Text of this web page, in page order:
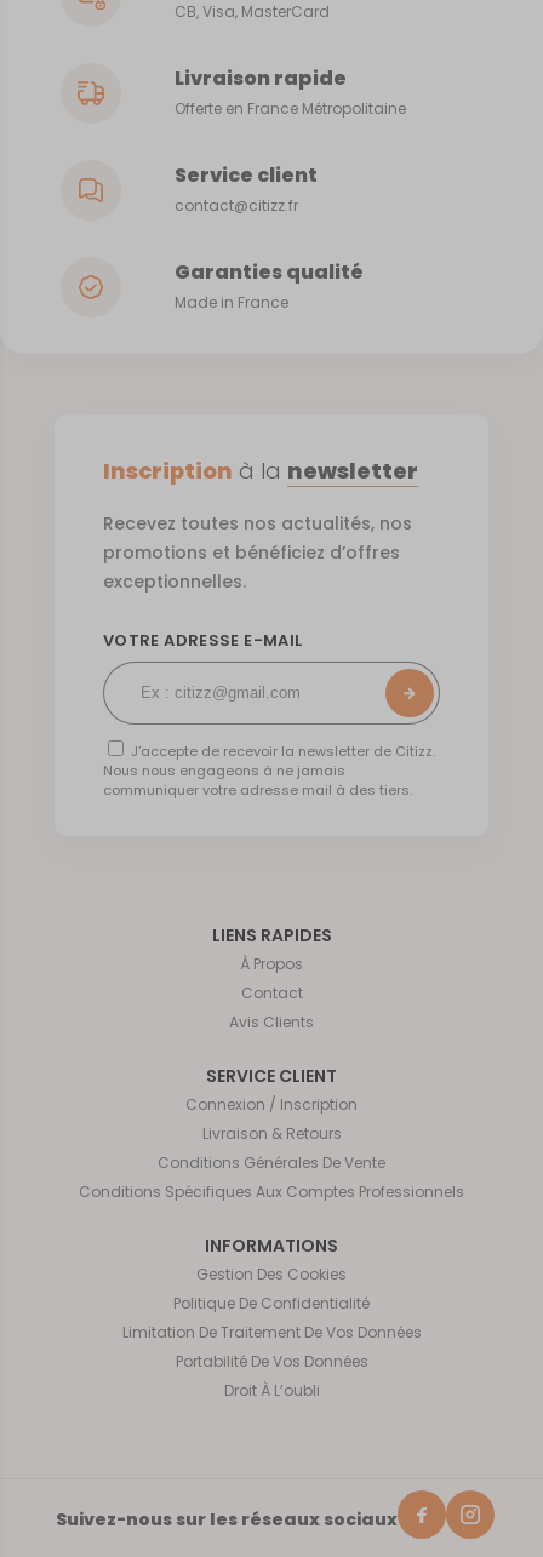
CB, Visa, MasterCard
Livraison rapide
Offerte en France Métropolitaine
Service client
contact@citizz.fr
Garanties qualité
Made in France
LIENS RAPIDES
À Propos
Contact
Avis Clients
SERVICE CLIENT
Connexion / Inscription
Livraison & Retours
Conditions Générales De Vente
Conditions Spécifiques Aux Comptes Professionnels
INFORMATIONS
Gestion Des Cookies
Politique De Confidentialité
Limitation De Traitement De Vos Données
Portabilité De Vos Données
Droit À L’oubli
Suivez-nous sur les réseaux sociaux
Inscription à la newsletter
Recevez toutes nos actualités, nos
promotions et bénéficiez d’offres
exceptionnelles.
VOTRE ADRESSE E-MAIL
J’accepte de recevoir la newsletter de Citizz.
Nous nous engageons à ne jamais
communiquer votre adresse mail à des tiers.